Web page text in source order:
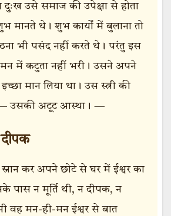
दुःख उसे समाज की उपेक्षा से होता
मानते थे। शुभ कार्यों में बुलाना तो
भी पसंद नहीं करते थे। परंतु इस
में कटुता नहीं भरी। उसने अपने
मान लिया था। उस स्त्री की
उसकी अटूट आस्था। —
स्नान कर अपने छोटे से घर में ईश्वर का
पास न मूर्ति थी, न दीपक, न
वह मन-ही-मन ईश्वर से बात